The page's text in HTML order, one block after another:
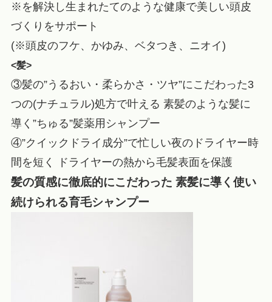
※を解決し生まれたてのような健康で美しい頭皮
づくりをサポート
(※頭皮のフケ、かゆみ、ベタつき、ニオイ)
<髪>
③髪の”うるおい・柔らかさ・ツヤ”にこだわった3
つの(ナチュラル)処方で叶える 素髪のような髪に
導く”ちゅる”髪薬用シャンプー
④”クイックドライ成分”で忙しい夜のドライヤー時
間を短く ドライヤーの熱から毛髪表面を保護
髪の質感に徹底的にこだわった 素髪に導く使い
続けられる育毛シャンプー